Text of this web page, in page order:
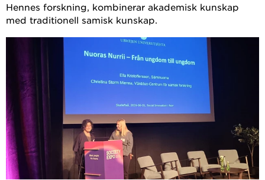
Hennes forskning, kombinerar akademisk kunskap
med traditionell samisk kunskap.